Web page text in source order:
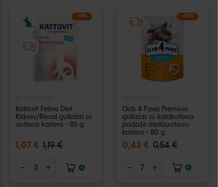
−10%
Kattovit Feline Diet
Kidney/Renal guliašas su
antiena katėms - 85 g
1,07 € 1,19 €
−20%
Club 4 Paws Premium
guliašas su kalakutiena
padaže sterilizuotoms
katėms - 80 g
0,43 € 0,54 €